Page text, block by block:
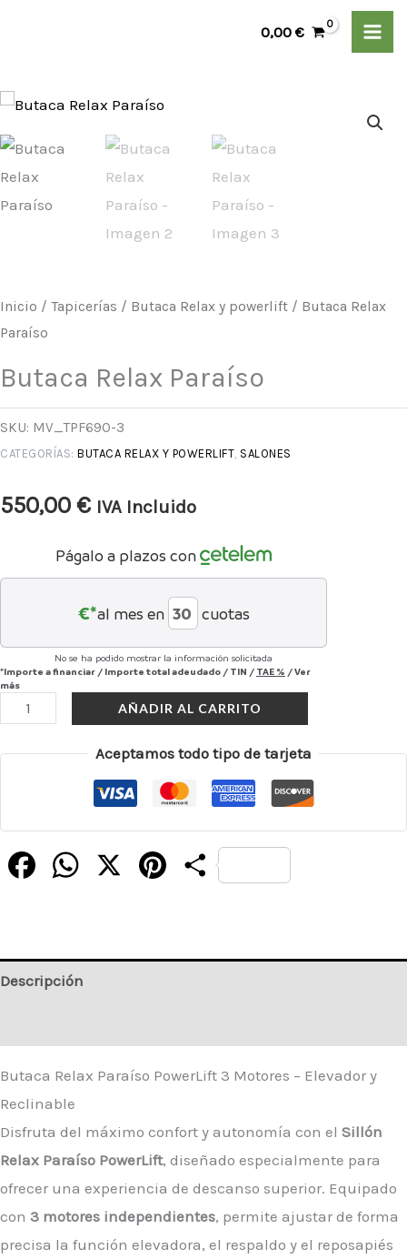
0,00€
Inicio / Tapicerías / Butaca Relax y powerlift / Butaca Relax
Paraíso
Butaca Relax Paraíso
SKU: MV_TPF69O-3
CATEGORÍAS: BUTACA RELAX Y POWERLIFT, SALONES
550,00 € IVA Incluido
Págalo a plazos con
€*al mes en cuotas
No se ha podido mostrar la información solicitada
*Importe a financiar / Importe total adeudado / TIN / TAE % /Ver
más
Butaca
Relax
AÑADIR AL CARRITO
Aceptamos todo tipo de tarjeta
FacebookWhatsApp PinterestCompartir
Descripción
Butaca Relax Paraíso PowerLift 3 Motores – Elevador y
Reclinable
Disfruta del máximo confort y autonomía con el Sillón
Relax Paraíso PowerLift, diseñado especialmente para
ofrecer una experiencia de descanso superior. Equipado
con 3 motores independientes, permite ajustar de forma
precisa la función elevadora, el respaldo y el reposapiés